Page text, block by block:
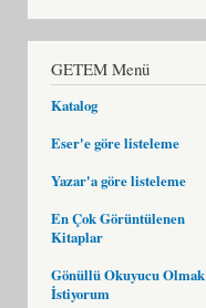
GETEM Menü
Katalog
Eser'e göre listeleme
Yazar'a göre listeleme
En Çok Görüntülenen
Kitaplar
Gönüllü Okuyucu Olmak
İstiyorum